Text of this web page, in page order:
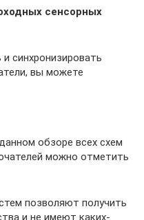
сенсорных
синхронизировать
вы можете
обзоре всех схем
можно отметить
позволяют получить
и не имеют каких-